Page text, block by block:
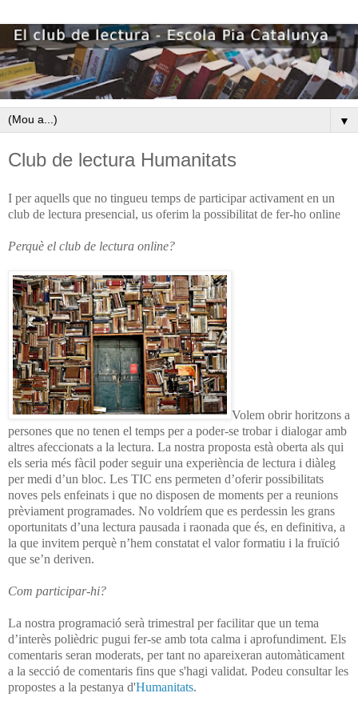
▼
Club de lectura Humanitats
I per aquells que no tingueu temps de participar activament en un
club de lectura presencial, us oferim la possibilitat de fer-ho online
Perquè el club de lectura online?
Volem obrir horitzons a
persones que no tenen el temps per a poder-se trobar i dialogar amb
altres afeccionats a la lectura. La nostra proposta està oberta als qui
els seria més fàcil poder seguir una experiència de lectura i diàleg
per medi d’un bloc. Les TIC ens permeten d’oferir possibilitats
noves pels enfeinats i que no disposen de moments per a reunions
prèviament programades. No voldríem que es perdessin les grans
oportunitats d’una lectura pausada i raonada que és, en definitiva, a
la que invitem perquè n’hem constatat el valor formatiu i la fruïció
que se’n deriven.
Com participar-hi?
La nostra programació serà trimestral per facilitar que un tema
d’interès polièdric pugui fer-se amb tota calma i aprofundiment. Els
comentaris seran moderats, per tant no apareixeran automàticament
a la secció de comentaris fins que s'hagi validat. Podeu consultar les
propostes a la pestanya d'Humanitats.